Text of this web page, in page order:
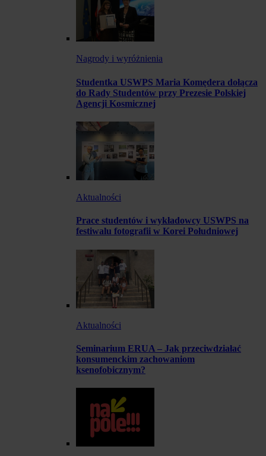
Nagrody i wyróżnienia
Studentka USWPS Maria Komędera dołącza
do Rady Studentów przy Prezesie Polskiej
Agencji Kosmicznej
Aktualności
Prace studentów i wykładowcy USWPS na
festiwalu fotografii w Korei Południowej
Aktualności
Seminarium ERUA – Jak przeciwdziałać
konsumenckim zachowaniom
ksenofobicznym?